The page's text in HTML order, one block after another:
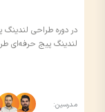
در دوره طراحی
لندینگ پیج حرفه‌ای
مدرسین: